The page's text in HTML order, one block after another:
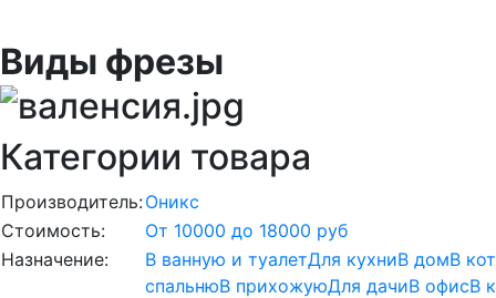
Виды фрезы
Категории товара
Производитель:Оникс
Стоимость:
От 10000 до 18000 руб
Назначение:
В ванную и туалетДля кухниВ домВ
спальнюВ прихожуюДля дачиВ офисВ